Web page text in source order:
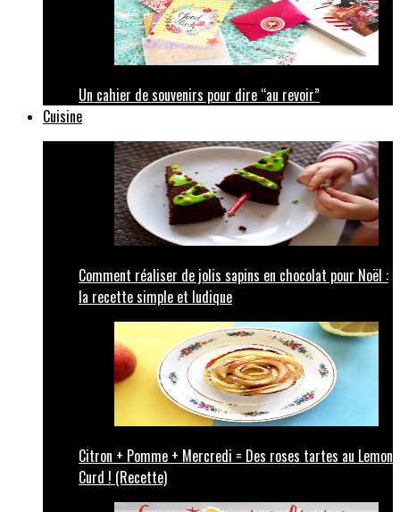
Un cahier de souvenirs pour dire “au revoir”
Cuisine
Comment réaliser de jolis sapins en chocolat pour Noël :
la recette simple et ludique
Citron + Pomme + Mercredi = Des roses tartes au Lemon
Curd ! (Recette)